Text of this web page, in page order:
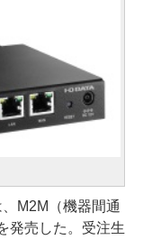
M2M（機器間通
発売した。受注生